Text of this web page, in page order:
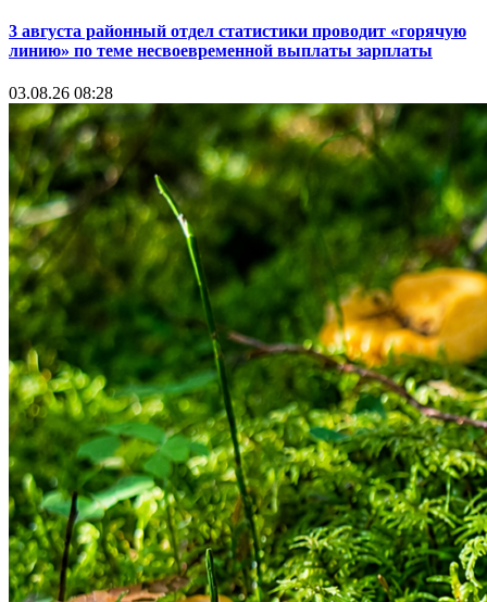
3 августа районный отдел статистики проводит «горячую
линию» по теме несвоевременной выплаты зарплаты
03.08.26 08:28